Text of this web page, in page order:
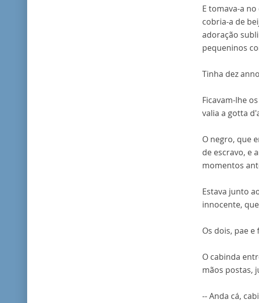
E tomava-a
cobria-a de
adoração
pequeninos
Tinha dez
Ficavam-lhe
valia a gotta
O negro, que
de escravo, e
momentos
Estava junto
innocente,
Os dois, pae
O cabinda
mãos postas,
-- Anda cá,